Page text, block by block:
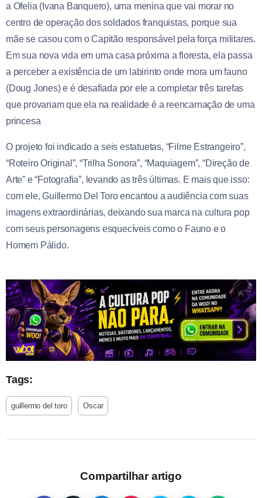
a Ofelia (Ivana Banquero), uma menina que vai morar no
centro de operação dos soldados franquistas, porque sua
mãe se casou com o Capitão responsável pela força militares.
Em sua nova vida em uma casa próxima a floresta, ela passa
a perceber a existência de um labirinto onde mora um fauno
(Doug Jones) e é desafiada por ele a completar três tarefas
que provariam que ela na realidade é a reencarnação de uma
princesa
O projeto foi indicado a seis estatuetas, “Filme Estrangeiro”,
“Roteiro Original”, “Trilha Sonora”, “Maquiagem”, “Direção de
Arte” e “Fotografia”, levando as três últimas. E mais que isso:
com ele, Guillermo Del Toro encantou a audiência com suas
imagens extraordinárias, deixando sua marca na cultura pop
com seus personagens esquecíveis como o Fauno e o
Homem Pálido.
Tags:
guillermo del toro Oscar
Compartilhar artigo